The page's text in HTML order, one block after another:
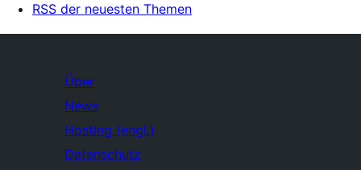
RSS der neuesten Themen
Über
News
Hosting (engl.)
Datenschutz